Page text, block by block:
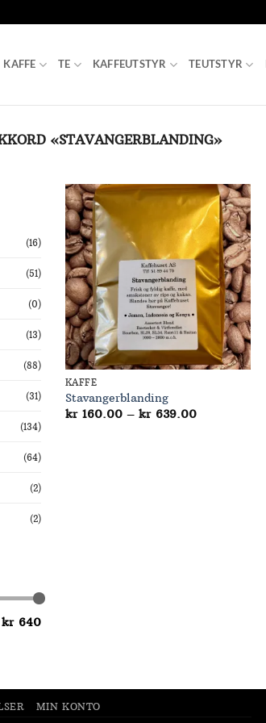
KAFFE TE KAFFEUTSTYR TEUTSTYR
«STAVANGERBLANDING»
(16)
(51)
(0)
(13)
(88)
(31)
(134)
(64)
(2)
(2)
kr 640
Add to
Wishlist
KAFFE
Stavangerblanding
kr160.00 – kr639.00Prisområde:
MIN KONTO